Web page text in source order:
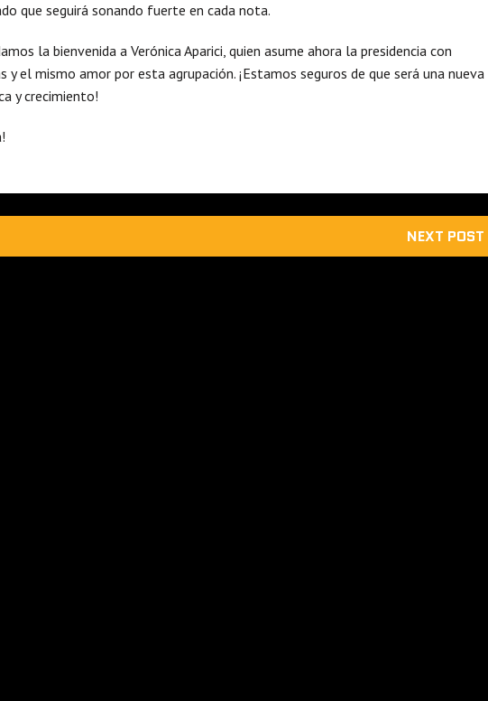
que seguirá sonando fuerte en cada nota.
la bienvenida a Verónica Aparici, quien asume ahora la presidencia con
y el mismo amor por esta agrupación. ¡Estamos seguros de que será una nueva
y crecimiento!
NEXT POST